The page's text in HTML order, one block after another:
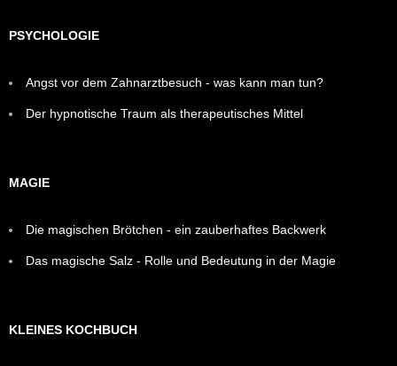
PSYCHOLOGIE
Angst vor dem Zahnarztbesuch - was kann man tun?
Der hypnotische Traum als therapeutisches Mittel
MAGIE
Die magischen Brötchen - ein zauberhaftes Backwerk
Das magische Salz - Rolle und Bedeutung in der Magie
KLEINES KOCHBUCH